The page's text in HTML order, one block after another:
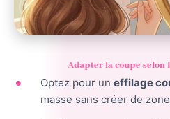
Adapter la coupe selon
Optez pour un effilage
masse sans créer de